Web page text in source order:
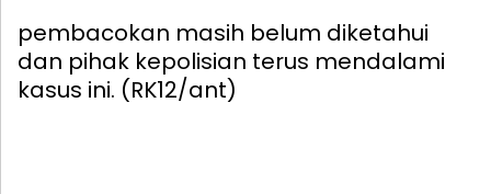
pembacokan masih belum diketahui
dan pihak kepolisian terus mendalami
kasus ini. (RK12/ant)